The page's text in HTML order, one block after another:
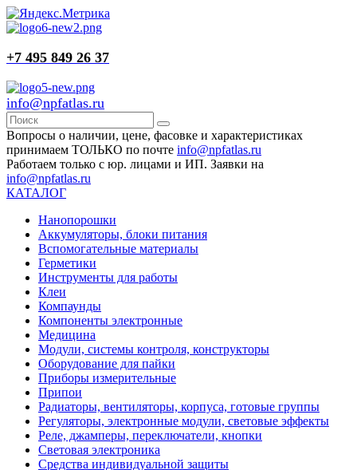
+7 495 849 26 37
info@npfatlas.ru
Вопросы о наличии, цене, фасовке и характеристиках
принимаем ТОЛЬКО по почте info@npfatlas.ru
Работаем только с юр. лицами и ИП. Заявки на
info@npfatlas.ru
КАТАЛОГ
Нанопорошки
Аккумуляторы, блоки питания
Вспомогательные материалы
Герметики
Инструменты для работы
Клеи
Компаунды
Компоненты электронные
Медицина
Модули, системы контроля, конструкторы
Оборудование для пайки
Приборы измерительные
Припои
Радиаторы, вентиляторы, корпуса, готовые группы
Регуляторы, электронные модули, световые эффекты
Реле, джамперы, переключатели, кнопки
Световая электроника
Средства индивидуальной защиты